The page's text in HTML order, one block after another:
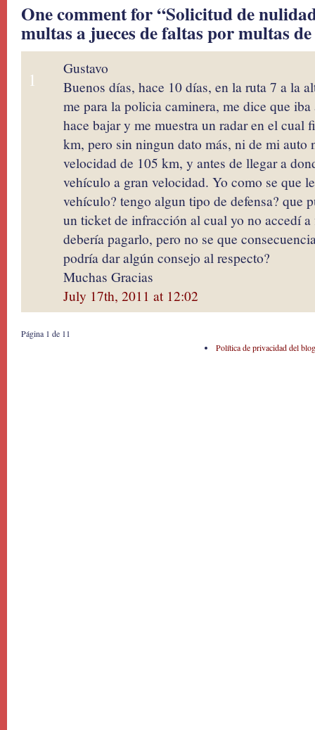
One comment for “Solicitud de
multas a jueces de faltas por multas
1
Gustavo
Buenos días, hace 10 días, en la ruta 7 a la
me para la policia caminera, me dice que
hace bajar y me muestra un radar en el cual
km, pero sin ningun dato más, ni de mi auto
velocidad de 105 km, y antes de llegar a
vehículo a gran velocidad. Yo como se que
vehículo? tengo algun tipo de defensa? que
un ticket de infracción al cual yo no accedí
debería pagarlo, pero no se que
podría dar algún consejo al respecto?
Muchas Gracias
July 17th, 2011 at 12:02
Página 1 de 1 1
Política de privacidad del